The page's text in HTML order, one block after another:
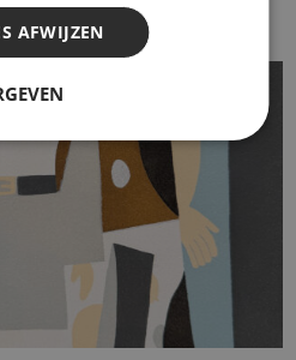
AFWIJZEN